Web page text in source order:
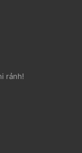
rảnh!